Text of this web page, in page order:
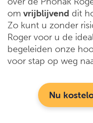
om vrijblijvend dit
Zo kunt u zonder
Roger voor u de
begeleiden onze
voor stap op weg
Nu